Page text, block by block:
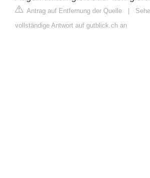
Antrag auf Entfernung der Quelle |
vollständige Antwort auf gutblick.ch an